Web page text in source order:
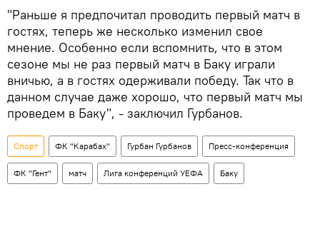
"Раньше я предпочитал проводить первый матч в
гостях, теперь же несколько изменил свое
мнение. Особенно если вспомнить, что в этом
сезоне мы не раз первый матч в Баку играли
вничью, а в гостях одерживали победу. Так что в
данном случае даже хорошо, что первый матч мы
проведем в Баку", - заключил Гурбанов.
Спорт ФК "Карабах" Гурбан Гурбанов Пресс-конференция
ФК "Гент" матч Лига конференций УЕФА Баку